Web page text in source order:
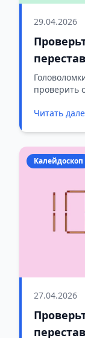
29.04.2026
проверить
которая
Читать
Калейдоскоп
27.04.2026